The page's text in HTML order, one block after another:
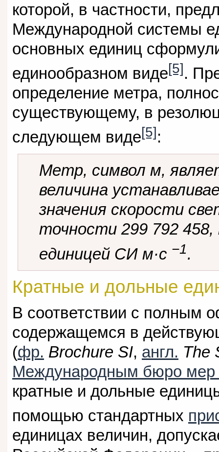
которой, в частности,
Международной системы
основных единиц
единообразном виде[5].
определение метра,
существующему, в
следующем виде[5]:
Метр, символ м,
величина
значения скорости
точности 299 792 458,
единицей СИ м·с −1.
Кратные и дольные
В соответствии с полным
содержащемся в
(фр. Brochure SI, англ. The
Международным бюро
кратные и дольные
помощью стандартных
единицах величин,